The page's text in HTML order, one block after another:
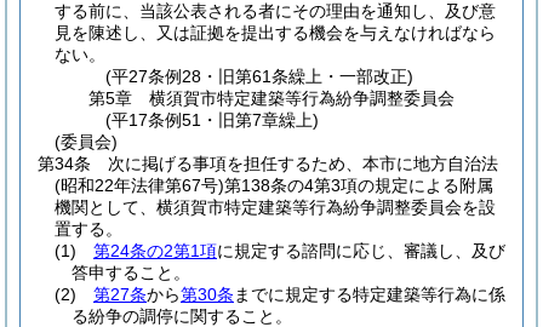
する前に、当該公表される者にその理由を通知し、及び意
見を陳述し、又は証拠を提出する機会を与えなければなら
ない。
(平27条例28・旧第61条繰上・一部改正)
第5章
横須賀市特定建築等行為紛争調整委員会
(平17条例51・旧第7章繰上)
(委員会)
第34条
次に掲げる事項を担任するため、本市に地方自治法
(昭和22年法律第67号)第138条の4第3項の規定による附属
機関として、横須賀市特定建築等行為紛争調整委員会を設
置する。
(1)
第24条の2第1項に規定する諮問に応じ、審議し、及び
答申すること。
(2)
第27条から第30条 までに規定する特定建築等行為に係
る紛争の調停に関すること。